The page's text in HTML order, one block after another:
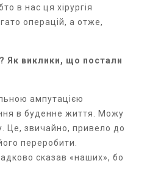
в нас ця хірургія
операцій, а отже,
Як виклики, що постали
ампутацією
в буденне життя. Можу
Це, звичайно, привело до
переробити.
сказав «наших», бо